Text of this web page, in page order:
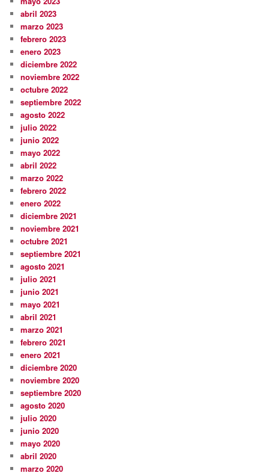
abril 2023
marzo 2023
febrero 2023
enero 2023
diciembre 2022
noviembre 2022
octubre 2022
septiembre 2022
agosto 2022
julio 2022
junio 2022
mayo 2022
abril 2022
marzo 2022
febrero 2022
enero 2022
diciembre 2021
noviembre 2021
octubre 2021
septiembre 2021
agosto 2021
julio 2021
junio 2021
mayo 2021
abril 2021
marzo 2021
febrero 2021
enero 2021
diciembre 2020
noviembre 2020
septiembre 2020
agosto 2020
julio 2020
junio 2020
mayo 2020
abril 2020
marzo 2020